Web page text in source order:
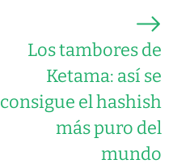
Los tambores de
Ketama: así se
consigue el hashish
más puro del
mundo